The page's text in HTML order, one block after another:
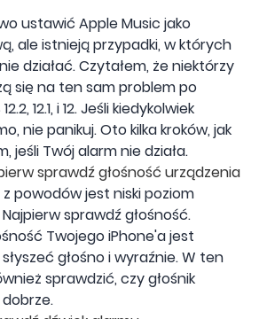
ustawić Apple Music jako
ale istnieją przypadki, w których
działać. Czytałem, że niektórzy
się na ten sam problem po
12.1, i 12. Jeśli kiedykolwiek
nie panikuj. Oto kilka kroków, jak
jeśli Twój alarm nie działa.
sprawdź głośność urządzenia
powodów jest niski poziom
sprawdź głośność.
Twojego iPhone'a jest
głośno i wyraźnie. W ten
sprawdzić, czy głośnik